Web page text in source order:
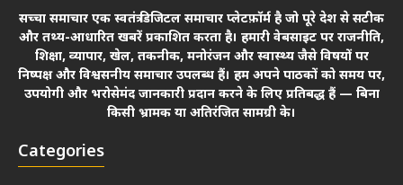
सच्चा समाचार एक स्वतंत्र डिजिटल समाचार प्लेटफ़ॉर्म है जो पूरे देश से सटीक
और तथ्य-आधारित खबरें प्रकाशित करता है। हमारी वेबसाइट पर राजनीति,
शिक्षा, व्यापार, खेल, तकनीक, मनोरंजन और स्वास्थ्य जैसे विषयों पर
निष्पक्ष और विश्वसनीय समाचार उपलब्ध हैं। हम अपने पाठकों को समय पर,
उपयोगी और भरोसेमंद जानकारी प्रदान करने के लिए प्रतिबद्ध हैं — बिना
किसी भ्रामक या अतिरंजित सामग्री के।
Categories